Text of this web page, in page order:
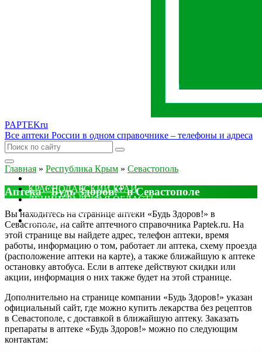
PAPTEKru
Все аптеки России в одном справочнике – телефоны и адреса
КРАСНОДАРСКИЙ КРАЙ
ЛЕНИНГРАДСКАЯ ОБЛАСТЬ
ДРУГИЕ
Главная » Республика Крым » Севастополь
Аптека "Будь Здоров!" в Севастополе
Вы находитесь на странице аптеки «Будь Здоров!» в
Севастополе, на сайте аптечного справочника Paptek.ru. На
этой странице вы найдете адрес, телефон аптеки, время
работы, информацию о том, работает ли аптека, схему проезда
(расположение аптеки на карте), а также ближайшую к аптеке
остановку автобуса. Если в аптеке действуют скидки или
акции, информация о них также будет на этой странице.
Дополнительно на странице компании «Будь Здоров!» указан
официальный сайт, где можно купить лекарства без рецептов
в Севастополе, с доставкой в ближайшую аптеку. Заказать
препараты в аптеке «Будь Здоров!» можно по следующим
контактам: